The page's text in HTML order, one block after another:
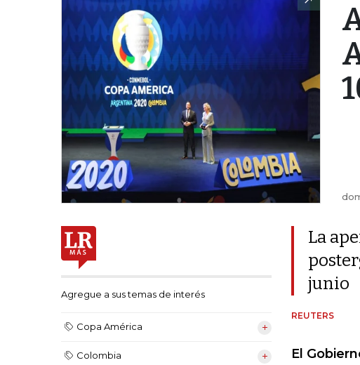
Agregue a sus temas de interés
Copa América
Colombia
La
junio
REUTERS
El